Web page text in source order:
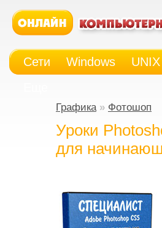
Сети Windows UNIX
Графика» Фотошоп
Уроки
для